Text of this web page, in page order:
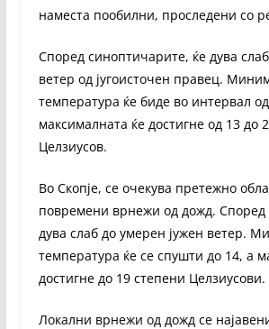
наместа пообилни, проследени со
Според синоптичарите, ќе дува
ветер од југоисточен правец.
температура ќе биде во интервал
максималната ќе достигне од 13 до
Целзиусов.
Во Скопје, се очекува претежно
повремени врнежи од дожд. Според
дува слаб до умерен јужен ветер.
температура ќе се спушти до 14, а
достигне до 19 степени Целзиусови.
Локални врнежи од дожд се